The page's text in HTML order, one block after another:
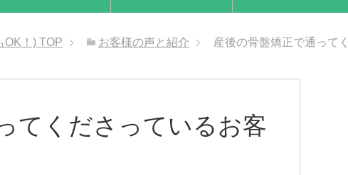
OK！) TOP お客様の声と紹介 産後の骨盤矯正で通って
てくださっているお客